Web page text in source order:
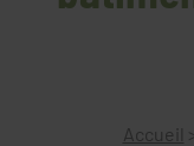
Accueil